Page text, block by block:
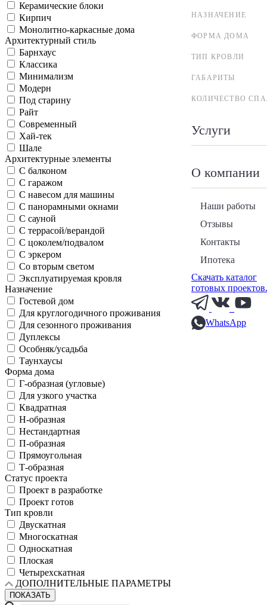
НАЗНАЧЕНИЕ
ФОРМА ДОМА
ТИП КРОВЛИ
ГАБАРИТЫ
КОЛИЧЕСТВО
Услуги
О компании
Наши работы
Отзывы
Контакты
Ипотека
Скачать каталог
готовых
WhatsApp
Керамические блоки
Кирпич
Монолитно-каркасные дома
Архитектурный стиль
Барнхаус
Классика
Минимализм
Модерн
Под старину
Райт
Современный
Хай-тек
Шале
Архитектурные элементы
С балконом
С гаражом
С навесом для машины
С панорамными окнами
С сауной
С террасой/верандой
С цоколем/подвалом
С эркером
Со вторым светом
Эксплуатируемая кровля
Назначение
Гостевой дом
Для круглогодичного проживания
Для сезонного проживания
Дуплексы
Особняк/усадьба
Таунхаусы
Форма дома
Г-образная (угловые)
Для узкого участка
Квадратная
Н-образная
Нестандартная
П-образная
Прямоугольная
Т-образная
Статус проекта
Проект в разработке
Проект готов
Тип кровли
Двускатная
Многоскатная
Односкатная
Плоская
Четырехскатная
ДОПОЛНИТЕЛЬНЫЕ ПАРАМЕТРЫ
ПОКАЗАТЬ